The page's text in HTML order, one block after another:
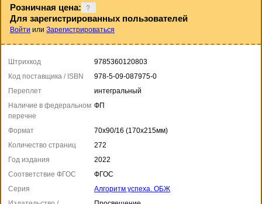
Розничная цена:
Для зарегистрированных пользователей
Войти или Зарегистрироваться
Штрихкод
9785360120803
Код поставщика / ISBN
978-5-09-087975-0
Переплет
интегральный
Наличие в федеральном
перечне
ФП
Формат
70x90/16 (170x215мм)
Количество страниц
272
Год издания
2022
Соответствие ФГОС
ФГОС
Серия
Алгоритм успеха. ОБЖ